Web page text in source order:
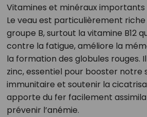
Vitamines et minéraux importants
Le veau est particulièrement
groupe B, surtout la vitamine B12
contre la fatigue, améliore la
la formation des globules rouges.
zinc, essentiel pour booster notre
immunitaire et soutenir la
apporte du fer facilement
prévenir l’anémie.